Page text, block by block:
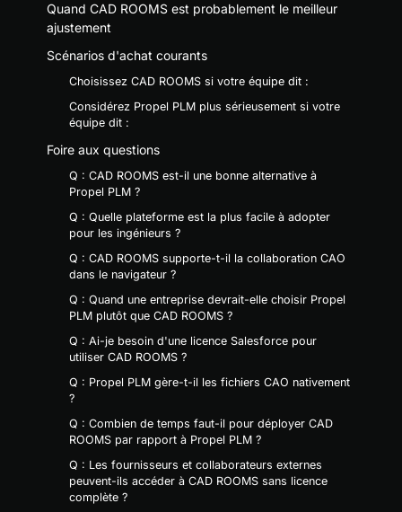
Quand CAD ROOMS est probablement le meilleur
ajustement
Scénarios d'achat courants
Choisissez CAD ROOMS si votre équipe dit :
Considérez Propel PLM plus sérieusement si votre
équipe dit :
Foire aux questions
Q : CAD ROOMS est-il une bonne alternative à
Propel PLM ?
Q : Quelle plateforme est la plus facile à adopter
pour les ingénieurs ?
Q : CAD ROOMS supporte-t-il la collaboration CAO
dans le navigateur ?
Q : Quand une entreprise devrait-elle choisir Propel
PLM plutôt que CAD ROOMS ?
Q : Ai-je besoin d'une licence Salesforce pour
utiliser CAD ROOMS ?
Q : Propel PLM gère-t-il les fichiers CAO nativement
?
Q : Combien de temps faut-il pour déployer CAD
ROOMS par rapport à Propel PLM ?
Q : Les fournisseurs et collaborateurs externes
peuvent-ils accéder à CAD ROOMS sans licence
complète ?